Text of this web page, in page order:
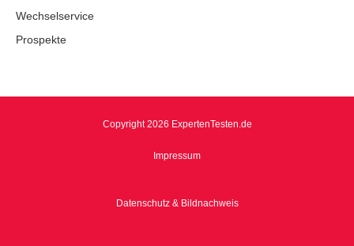
Wechselservice
Prospekte
Copyright 2026 ExpertenTesten.de
Impressum
Datenschutz & Bildnachweis